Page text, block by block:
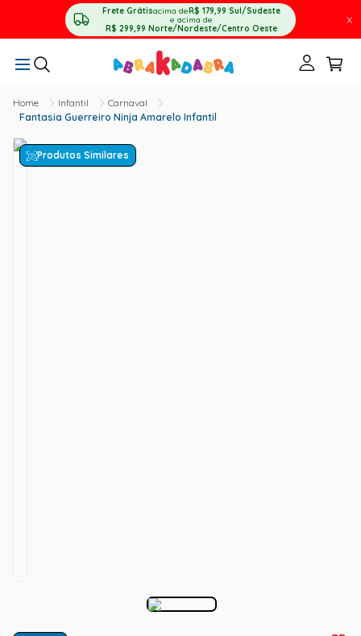
Frete Grátisacima deR$ 179,99 Sul/Sudeste
e acima de
R$ 299,99 Norte/Nordeste/Centro Oeste
X
Infantil
Carnaval
Fantasia Guerreiro Ninja Amarelo Infantil
Produtos Similares